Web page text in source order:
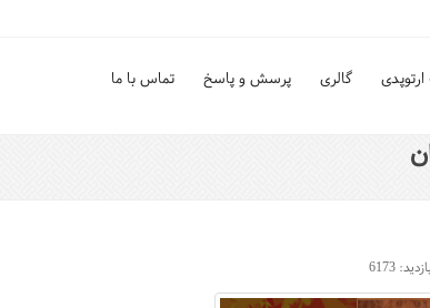
گالری پرسش و پاسخ تماس با ما
6173